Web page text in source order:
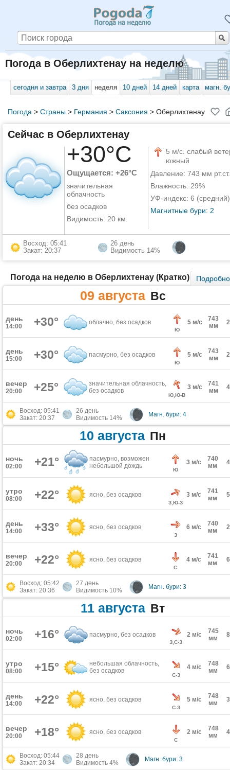
Погода в Оберлихтенау на неделю
сегодня и завтра 3 дня неделя 10 дней 14 дней карта магн.
Погода > Страны> Германия > Саксония > Оберлихтенау
Сейчас в Оберлихтенау
+30°C
Ощущается: +26°C
значительная
облачность
без осадков
Видимость: 20 км.
5 м/с. слабый
южный
Давление: 743 мм рт.ст.
Влажность: 29%
УФ-индекс: 6 (средний)
Магнитные бури: 2
Восход: 05:41
Закат: 20:37
26 день
Видимость 14%
Погода на неделю в Оберлихтенау (Кратко) Подробно
09 августа Вс
день
14:00 +30° облачно, без осадков
Ю
5 м/с
743
мм
день
15:00 +30° пасмурно, без осадков
Ю
5 м/с
743
мм
вечер
20:00 +25°
значительная облачность,
без осадков
Ю,Ю-В
3 м/с
741
мм
Восход: 05:41
Закат: 20:37
26 день
Видимость 14%
Магн. бури: 4
10 августа Пн
ночь
02:00 +21°
пасмурно, возможен
небольшой дождь
Ю
3 м/с
740
мм
утро
08:00 +22° ясно, без осадков
З,Ю-З
3 м/с
741
мм
день
14:00 +33° ясно, без осадков
З
6 м/с
740
мм
вечер
20:00 +22° ясно, без осадков
С
4 м/с
741
мм
Восход: 05:42
Закат: 20:36
27 день
Видимость 10%
Магн. бури: 3
11 августа Вт
ночь
02:00 +16° пасмурно, без осадков
З,С-З
2 м/с
745
мм
утро
08:00 +15°
небольшая облачность,
без осадков
С-З
4 м/с
748
мм
день
14:00 +22° ясно, без осадков
С-З
5 м/с
748
мм
вечер
20:00 +18° ясно, без осадков
С
2 м/с
748
мм
Восход: 05:44
Закат: 20:34
28 день
Видимость 4%
Магн. бури: 3